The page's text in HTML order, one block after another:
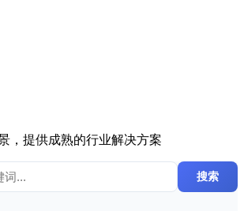
，提供成熟的行业解决方案
搜索